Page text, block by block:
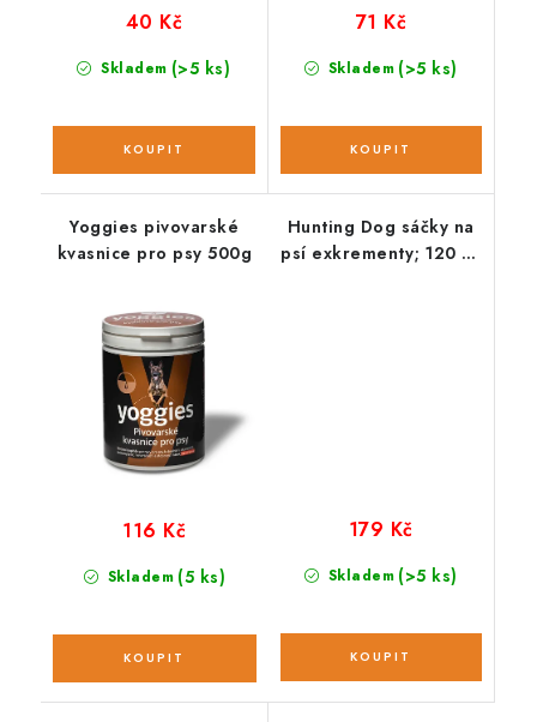
Skladem (>5 ks)
40 Kč
Skladem (>5 ks)
71 Kč
Yoggies pivovarské
kvasnice pro psy 500g
Skladem (5 ks)
116 Kč
Hunting Dog sáčky na
psí exkrementy; 120 ks
Skladem (>5 ks)
179 Kč